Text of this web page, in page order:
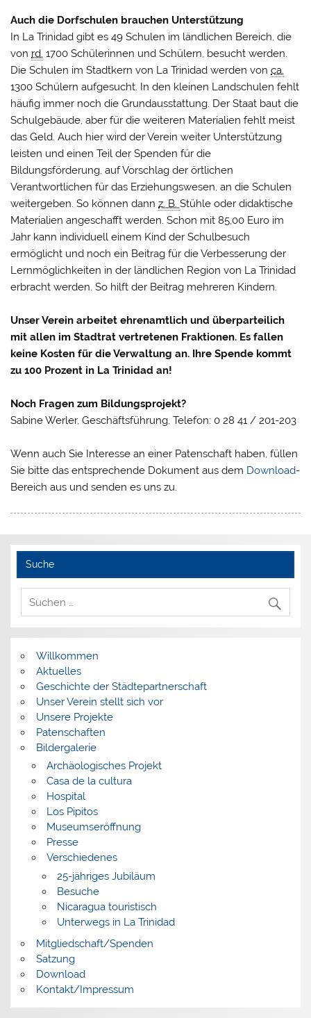
Auch die Dorfschulen brauchen Unterstützung
In La Trinidad gibt es 49 Schulen im ländlichen Bereich, die
von rd. 1700 Schülerinnen und Schülern, besucht werden.
Die Schulen im Stadtkern von La Trinidad werden vonca.
1300 Schülern aufgesucht. In den kleinen Landschulen fehlt
häufig immer noch die Grundausstattung. Der Staat baut die
Schulgebäude, aber für die weiteren Materialien fehlt meist
das Geld. Auch hier wird der Verein weiter Unterstützung
leisten und einen Teil der Spenden für die
Bildungsförderung, auf Vorschlag der örtlichen
Verantwortlichen für das Erziehungswesen, an die Schulen
weitergeben. So können dannz. B.Stühle oder didaktische
Materialien angeschafft werden. Schon mit 85,00 Euro im
Jahr kann individuell einem Kind der Schulbesuch
ermöglicht und noch ein Beitrag für die Verbesserung der
Lernmöglichkeiten in der ländlichen Region von La Trinidad
erbracht werden. So hilft der Beitrag mehreren Kindern.
Unser Verein arbeitet ehrenamtlich und überparteilich
mit allen im Stadtrat vertretenen Fraktionen. Es fallen
keine Kosten für die Verwaltung an. Ihre Spende kommt
zu 100 Prozent in La Trinidad an!
Noch Fragen zum Bildungsprojekt?
Sabine Werler, Geschäftsführung, Telefon: 0 28 41 / 201-203
Wenn auch Sie Interesse an einer Patenschaft haben, füllen
Sie bitte das entsprechende Dokument aus dem Download-
Bereich aus und senden es uns zu.
Suche
Willkommen
Aktuelles
Geschichte der Städtepartnerschaft
Unser Verein stellt sich vor
Unsere Projekte
Patenschaften
Bildergalerie
Archäologisches Projekt
Casa de la cultura
Hospital
Los Pipitos
Museumseröffnung
Presse
Verschiedenes
25-jähriges Jubiläum
Besuche
Nicaragua touristisch
Unterwegs in La Trinidad
Mitgliedschaft/Spenden
Satzung
Download
Kontakt/Impressum